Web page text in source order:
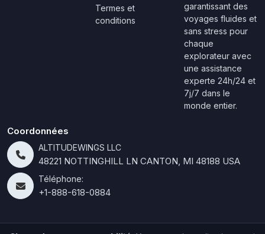
Termes et
conditions
garantissant des
voyages fluides et
sans stress pour
chaque
explorateur avec
une assistance
experte 24h/24 et
7j/7 dans le
monde entier.
Coordonnées
ALTITUDEWINGS LLC
48221 NOTTINGHILL LN CANTON, MI 48188 USA
Téléphone:
+1-888-618-0884